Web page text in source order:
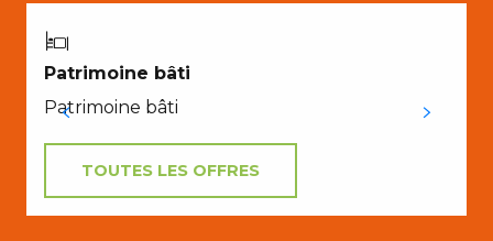
Patrimoine bâti
Patrimoine bâti
TOUTES LES OFFRES